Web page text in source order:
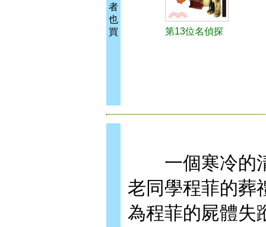
者
也
買
第13位名偵探
一個寒冷的清
老同學程菲的葬
為程菲的屍體失